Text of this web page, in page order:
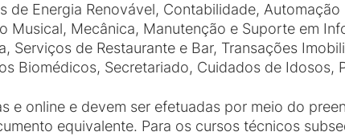
de Energia Renovável, Contabilidade,
Musical, Mecânica, Manutenção e Suporte em
de Restaurante e Bar, Transações
Biomédicos, Secretariado, Cuidados de Idosos,
e online e devem ser efetuadas por meio do
equivalente. Para os cursos técnicos